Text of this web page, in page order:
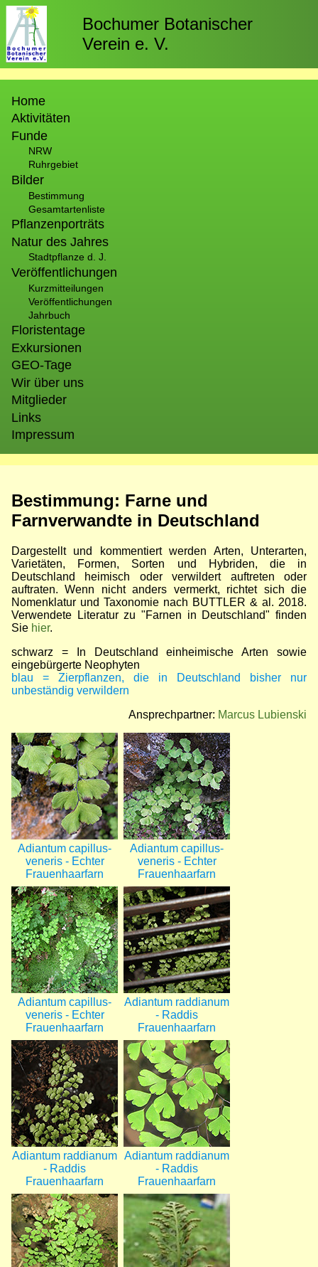
Direkt
zum
Inhalt
Bochumer Botanischer
Verein e. V.
Home
Aktivitäten
Funde
NRW
Ruhrgebiet
Bilder
Bestimmung
Gesamtartenliste
Pflanzenporträts
Natur des Jahres
Stadtpflanze d. J.
Veröffentlichungen
Kurzmitteilungen
Veröffentlichungen
Jahrbuch
Floristentage
Exkursionen
GEO-Tage
Wir über uns
Mitglieder
Links
Impressum
Bestimmung: Farne und
Farnverwandte in Deutschland
Dargestellt und kommentiert werden Arten, Unterarten,
Varietäten, Formen, Sorten und Hybriden, die in
Deutschland heimisch oder verwildert auftreten oder
auftraten. Wenn nicht anders vermerkt, richtet sich die
Nomenklatur und Taxonomie nach BUTTLER & al. 2018.
Verwendete Literatur zu "Farnen in Deutschland" finden
Sie hier.
schwarz = In Deutschland einheimische Arten sowie
eingebürgerte Neophyten
blau = Zierpflanzen, die in Deutschland bisher nur
unbeständig verwildern
Ansprechpartner: Marcus Lubienski
Bild
Adiantum capillus-
veneris - Echter
Frauenhaarfarn
Bild
Adiantum capillus-
veneris - Echter
Frauenhaarfarn
Bild
Adiantum capillus-
veneris - Echter
Frauenhaarfarn
Bild
Adiantum raddianum
- Raddis
Frauenhaarfarn
Bild
Adiantum raddianum
- Raddis
Frauenhaarfarn
Bild
Adiantum raddianum
- Raddis
Frauenhaarfarn
Bild
Bild